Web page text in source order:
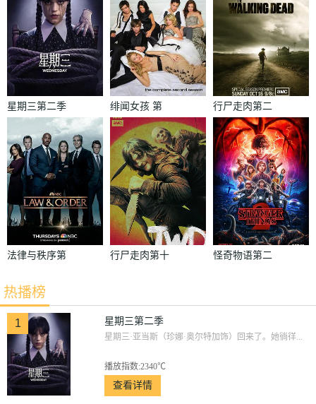
星期三第二季
绯闻女孩 第
二季
行尸走肉第二
季
法律与秩序第
行尸走肉第十
怪奇物语第二
热播榜
1 星期三第二季
星期三·亚当斯（珍娜·奥尔特加饰）回来了。她徜徉...
播放指数:2340℃
查看详情